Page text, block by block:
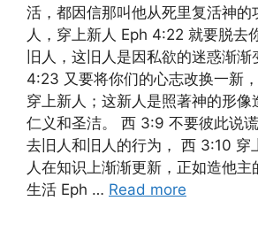
活，都因信那叫他从死里复活神的
人，穿上新人 Eph 4:22 就要脱去
旧人，这旧人是因私欲的迷惑渐渐
4:23 又要将你们的心志改换一新
穿上新人；这新人是照著神的形像
仁义和圣洁。 西 3:9 不要彼此说
去旧人和旧人的行为， 西 3:10 穿
人在知识上渐渐更新，正如造他主
生活 Eph … Read more